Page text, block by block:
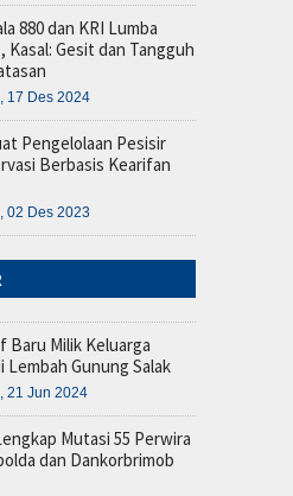
880 dan KRI Lumba
Kasal: Gesit dan Tangguh
17 Des 2024
Pengelolaan Pesisir
Berbasis Kearifan
02 Des 2023
Baru Milik Keluarga
Lembah Gunung Salak
21 Jun 2024
Mutasi 55 Perwira
dan Dankorbrimob